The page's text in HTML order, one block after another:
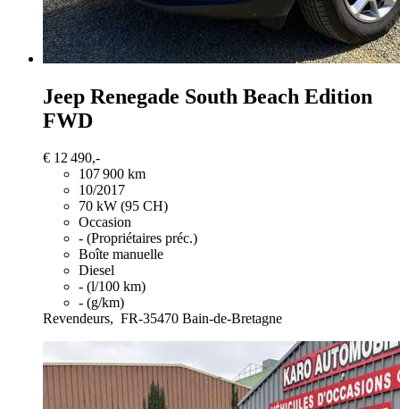
Jeep Renegade South Beach Edition
FWD
€ 12 490,-
107 900 km
10/2017
70 kW (95 CH)
Occasion
- (Propriétaires préc.)
Boîte manuelle
Diesel
- (l/100 km)
- (g/km)
Revendeurs, FR-35470 Bain-de-Bretagne